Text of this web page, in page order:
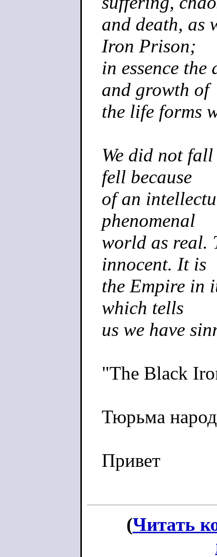
and death, as
Iron Prison;
in essence
and growth of
the life forms
We did not
fell because
of an
phenomenal
world as real.
innocent. It is
the Empire in
which tells
us we have
"The Black
Тюрьма
Привет
(Читать